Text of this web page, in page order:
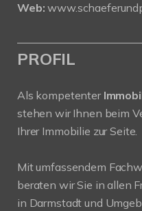
Web:
PROFIL
Als kompetenter
stehen wir Ihnen beim
Ihrer Immobilie zur Seite.
Mit umfassendem
beraten wir Sie in allen
in Darmstadt und